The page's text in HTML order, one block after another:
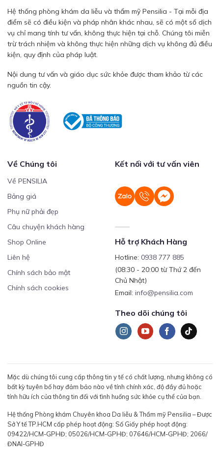
Hệ thống phòng khám da liễu và thẩm mỹ Pensilia - Tại mỗi địa
điểm sẽ có điều kiện và pháp nhân khác nhau, sẽ có một số dịch
vụ chỉ mang tính tư vấn, không thực hiện tại chỗ. Chúng tôi miễn
trừ trách nhiệm và không thực hiện những dịch vụ không đủ điều
kiện, quy định của pháp luật.
Nội dung tư vấn và giáo dục sức khỏe được tham khảo từ các
nguồn tin cậy.
Về Chúng tôi
Về PENSILIA
Bảng giá
Phụ nữ phải đẹp
Câu chuyện khách hàng
Shop Online
Liên hệ
Chính sách bảo mật
Chính sách cookies
Kết nối với tư vấn viên
Hỗ trợ Khách Hàng
Hotline: 0938 777 885
(08:30 - 20:00 từ Thứ 2 đến
Chủ Nhật)
Email: info@pensilia.com
Theo dõi chúng tôi
Mặc dù chúng tôi cung cấp thông tin y tế có chất lượng, nhưng không có
bất kỳ tuyên bố hay đảm bảo nào về tính chính xác, độ đầy đủ hoặc
tính hữu ích của thông tin đối với tình huống sức khỏe cụ thể của bạn.
Hệ thống Phòng khám Chuyên khoa Da liễu & Thẩm mỹ Pensilia – Được
Sở Y tế TP.HCM cấp phép hoạt động: Số Giấy phép hoạt động:
09422/HCM-GPHĐ; 05026/HCM-GPHĐ; 07646/HCM-GPHĐ; 2066/
ĐNAI-GPHĐ